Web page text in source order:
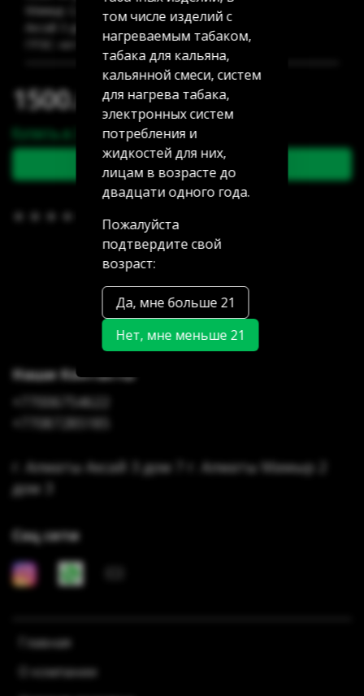
(0) В избранное
1500.00 тг
Купить в 1 клик
В корзину
Мамыр 2 дом 3: нет в наличии
Аксай 3 дом 7: нет в наличии
ГРЭС: нет в наличии
Главная
О компании
Наши Контакты
+77006754622
+77087285185
г. Алматы Аксай 3 дом 7 г. Алматы Мамыр 2
дом 3
Соц сети
том числе изделий с
нагреваемым табаком,
табака для кальяна,
кальянной смеси, систем
для нагрева табака,
электронных систем
потребления и
жидкостей для них,
лицам в возрасте до
двадцати одного года.
Пожалуйста
подтвердите свой
возраст:
Да, мне больше 21
Нет, мне меньше 21